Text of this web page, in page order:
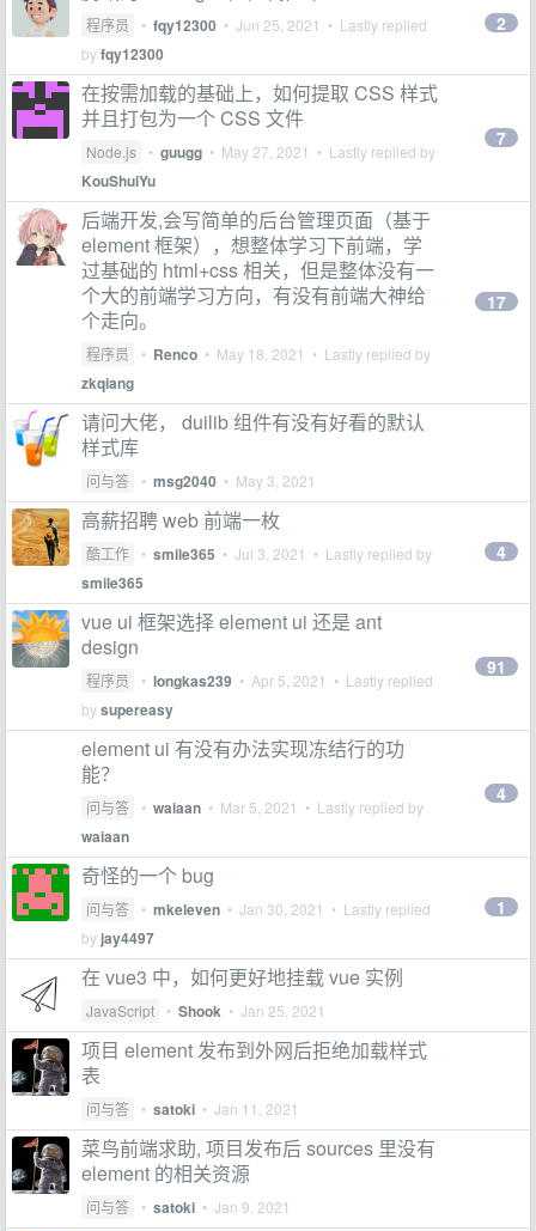
程序员 • fqy12300 • Jun 25, 2021 • Lastly replied
byfqy12300
2
在按需加载的基础上，如何提取 CSS 样式
并且打包为一个 CSS 文件
Node.js • guugg • May 27, 2021 • Lastly replied by
KouShuiYu
7
后端开发,会写简单的后台管理页面（基于
element 框架），想整体学习下前端，学
过基础的 html+css 相关，但是整体没有一
个大的前端学习方向，有没有前端大神给
个走向。
程序员 • Renco • May 18, 2021 • Lastly replied by
zkqiang
17
请问大佬， duilib 组件有没有好看的默认
样式库
问与答 • msg2040 • May 3, 2021
高薪招聘 web 前端一枚
酷工作 • smile365 • Jul 3, 2021 • Lastly replied by
smile365
4
vue ui 框架选择 element ui 还是 ant
design
程序员 • longkas239 • Apr 5, 2021 • Lastly replied
bysupereasy
91
element ui 有没有办法实现冻结行的功
能？
问与答 • waiaan • Mar 5, 2021 • Lastly replied by
waiaan
4
奇怪的一个 bug
问与答 • mkeleven • Jan 30, 2021 • Lastly replied
by jay4497
1
在 vue3 中，如何更好地挂载 vue 实例
JavaScript • Shook • Jan 25, 2021
项目 element 发布到外网后拒绝加载样式
表
问与答 • satoki • Jan 11, 2021
菜鸟前端求助, 项目发布后 sources 里没有
element 的相关资源
问与答 • satoki • Jan 9, 2021